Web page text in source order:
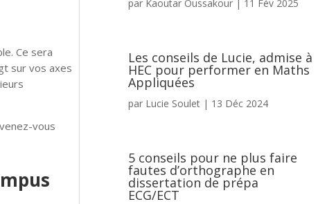
Ce sera
sur vos axes
vous
par Kaoutar Oussakour| 11 Fév 2025
Les conseils de Lucie, admise à
HEC pour performer en Maths
Appliquées
par Lucie Soulet| 13 Déc 2024
5 conseils pour ne plus faire
fautes d’orthographe en
dissertation de prépa
ECG/ECT